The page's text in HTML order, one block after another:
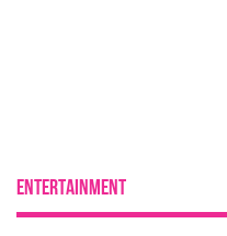
ENTERTAINMENT